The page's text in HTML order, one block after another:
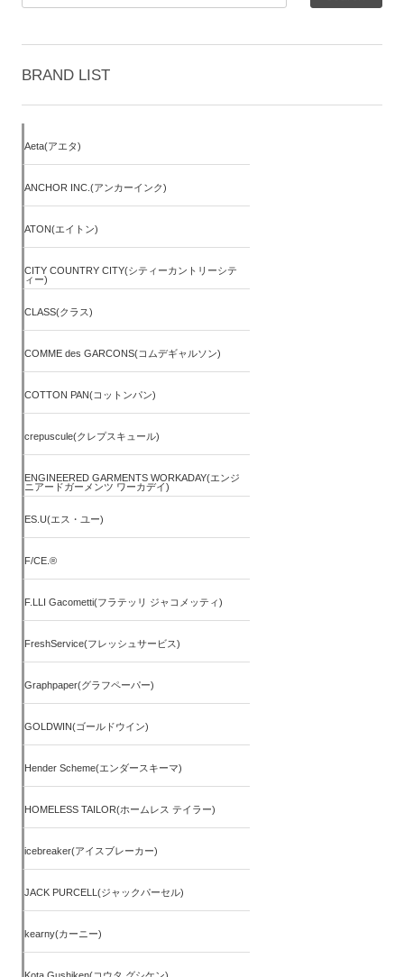
BRAND LIST
Aeta(アエタ)
ANCHOR INC.(アンカーインク)
ATON(エイトン)
CITY COUNTRY CITY(シティーカントリーシテ
ィー)
CLASS(クラス)
COMME des GARCONS(コムデギャルソン)
COTTON PAN(コットンパン)
crepuscule(クレプスキュール)
ENGINEERED GARMENTS WORKADAY(エンジ
ニアードガーメンツ ワーカデイ)
ES.U(エス・ユー)
F/CE.®
F.LLI Gacometti(フラテッリ ジャコメッティ)
FreshService(フレッシュサービス)
Graphpaper(グラフペーパー)
GOLDWIN(ゴールドウイン)
Hender Scheme(エンダースキーマ)
HOMELESS TAILOR(ホームレス テイラー)
icebreaker(アイスブレーカー)
JACK PURCELL(ジャックパーセル)
kearny(カーニー)